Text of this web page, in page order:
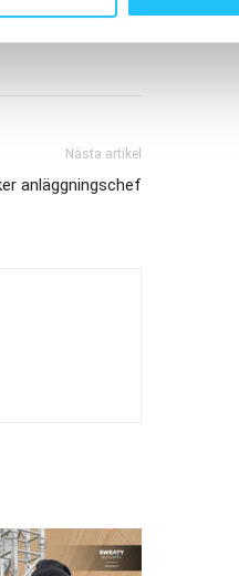
Nästa artikel
anläggningschef